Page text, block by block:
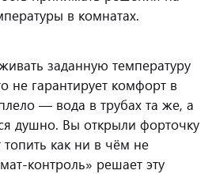
в комнатах.
заданную температуру
не гарантирует комфорт в
— вода в трубах та же, а
душно. Вы открыли форточку
как ни в чём не
контроль» решает эту